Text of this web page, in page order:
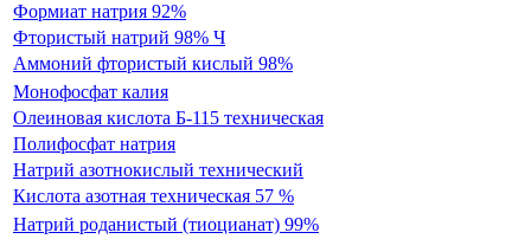
Формиат натрия 92%
Фтористый натрий 98% Ч
Аммоний фтористый кислый 98%
Монофосфат калия
Олеиновая кислота Б-115 техническая
Полифосфат натрия
Натрий азотнокислый технический
Кислота азотная техническая 57 %
Натрий роданистый (тиоцианат) 99%